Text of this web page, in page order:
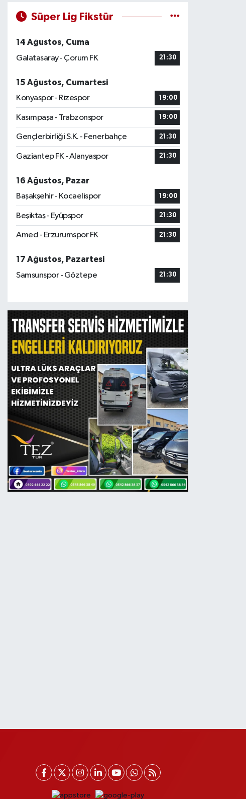
Süper Lig Fikstür
14 Ağustos, Cuma
Galatasaray - Çorum FK
21:30
15 Ağustos, Cumartesi
Konyaspor - Rizespor
19:00
Kasımpaşa - Trabzonspor 19:00
Gençlerbirliği S.K. - Fenerbahçe 21:30
Gaziantep FK - Alanyaspor 21:30
16 Ağustos, Pazar
Başakşehir - Kocaelispor
19:00
Beşiktaş - Eyüpspor 21:30
Amed - Erzurumspor FK 21:30
17 Ağustos, Pazartesi
Samsunspor - Göztepe
21:30